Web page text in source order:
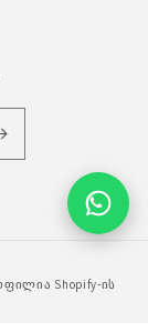
Shopify-ის